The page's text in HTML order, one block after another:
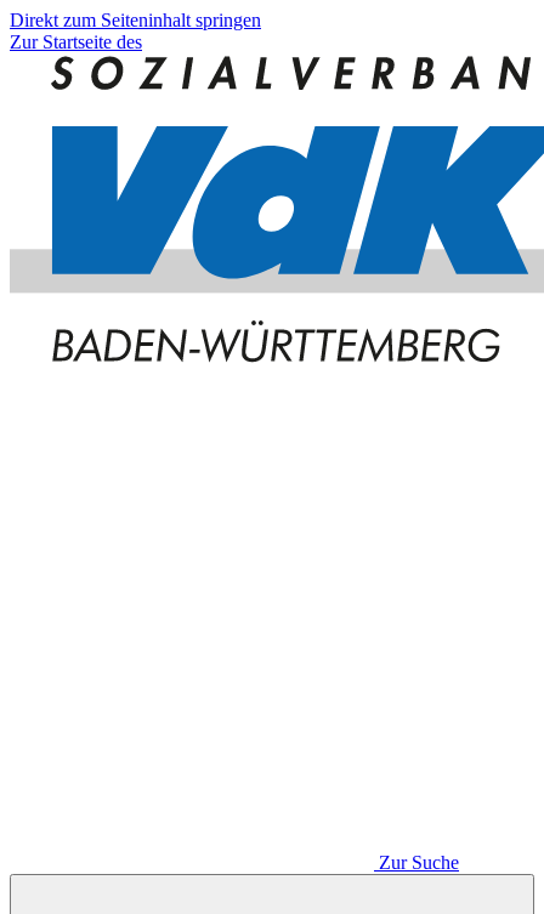
Direkt zum Seiteninhalt springen
Zur Startseite des
Zur Suche